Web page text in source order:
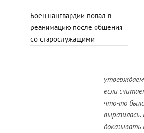
Боец нацгвардии попал в
реанимацию после общения
со старослужащими
утверждаем
если
что-то